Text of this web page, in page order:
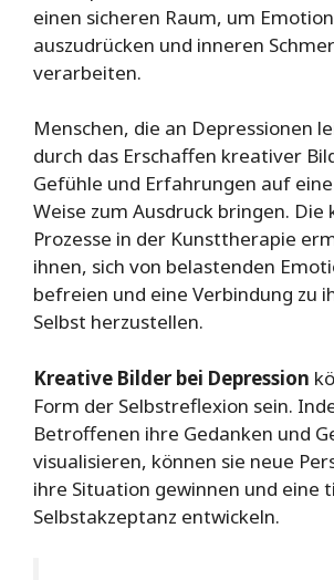
einen sicheren Raum, um
auszudrücken und inneren
verarbeiten.
Menschen, die an Depressionen
durch das Erschaffen kreativer
Gefühle und Erfahrungen auf
Weise zum Ausdruck bringen. Die
Prozesse in der Kunsttherapie
ihnen, sich von belastenden
befreien und eine Verbindung zu
Selbst herzustellen.
Kreative Bilder bei Depression
Form der Selbstreflexion sein.
Betroffenen ihre Gedanken und
visualisieren, können sie neue
ihre Situation gewinnen und eine
Selbstakzeptanz entwickeln.